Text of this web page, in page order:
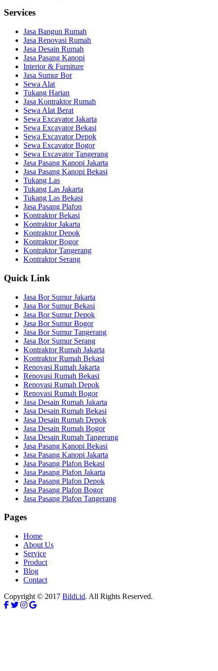
Services
Jasa Bangun Rumah
Jasa Renovasi Rumah
Jasa Desain Rumah
Jasa Pasang Kanopi
Interior & Furniture
Jasa Sumur Bor
Sewa Alat
Tukang Harian
Jasa Kontraktor Rumah
Sewa Alat Berat
Sewa Excavator Jakarta
Sewa Excavator Bekasi
Sewa Excavator Depok
Sewa Excavator Bogor
Sewa Excavator Tangerang
Jasa Pasang Kanopi Jakarta
Jasa Pasang Kanopi Bekasi
Tukang Las
Tukang Las Jakarta
Tukang Las Bekasi
Jasa Pasang Plafon
Kontraktor Bekasi
Kontraktor Jakarta
Kontraktor Depok
Kontraktor Bogor
Kontraktor Tangerang
Kontraktor Serang
Quick Link
Jasa Bor Sumur Jakarta
Jasa Bor Sumur Bekasi
Jasa Bor Sumur Depok
Jasa Bor Sumur Bogor
Jasa Bor Sumur Tangerang
Jasa Bor Sumur Serang
Kontraktor Rumah Jakarta
Kontraktor Rumah Bekasi
Renovasi Rumah Jakarta
Renovasi Rumah Bekasi
Renovasi Rumah Depok
Renovasi Rumah Bogor
Jasa Desain Rumah Jakarta
Jasa Desain Rumah Bekasi
Jasa Desain Rumah Depok
Jasa Desain Rumah Bogor
Jasa Desain Rumah Tangerang
Jasa Pasang Kanopi Bekasi
Jasa Pasang Kanopi Jakarta
Jasa Pasang Plafon Bekasi
Jasa Pasang Plafon Jakarta
Jasa Pasang Plafon Depok
Jasa Pasang Plafon Bogor
Jasa Pasang Plafon Tangerang
Pages
Home
About Us
Service
Product
Blog
Contact
Copyright © 2017 Bildi.id. All Rights Reserved.